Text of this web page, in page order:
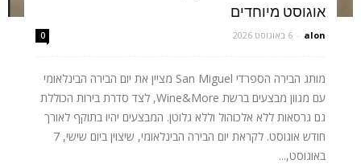
אוגוסט מיוחדים
alon
- 6 באוגוסט 2026 0
מותג הבירה הספרדי San Miguel מציין את יום הבירה הבינלאומי
עם מגוון מבצעים ברשת Wine&More, לצד סדרת בירות הכוללת
גם גרסאות ללא אלכוהול וללא גלוטן. המבצעים יהיו בתוקף לאורך
חודש אוגוסט. לקראת יום הבירה הבינלאומי, שיצוין ביום שישי, 7
באוגוסט,...